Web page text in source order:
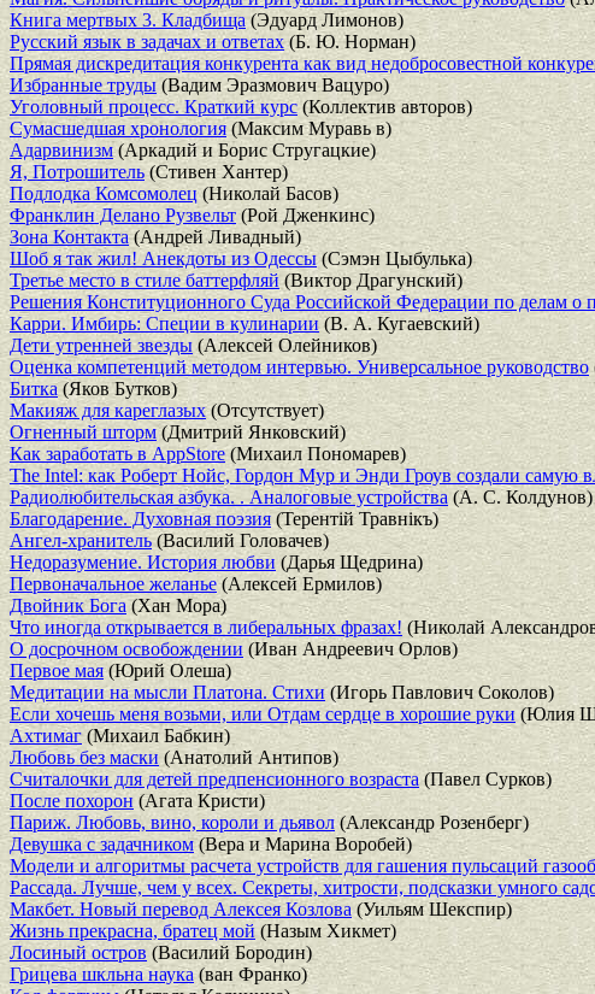
Книга мертвых 3. Кладбища (Эдуард Лимонов)
Русский язык в задачах и ответах(Б. Ю. Норман)
Прямая дискредитация конкурента как вид недобросовестной
Избранные труды (Вадим Эразмович Вацуро)
Уголовный процесс. Краткий курс(Коллектив авторов)
Сумасшедшая хронология (Максим Муравь в)
Адарвинизм(Аркадий и Борис Стругацкие)
Я, Потрошитель (Стивен Хантер)
Подлодка Комсомолец(Николай Басов)
Франклин Делано Рузвельт (Рой Дженкинс)
Зона Контакта(Андрей Ливадный)
Шоб я так жил! Анекдоты из Одессы (Сэмэн Цыбулька)
Третье место в стиле баттерфляй(Виктор Драгунский)
Решения Конституционного Суда Российской Федерации по делам о
Карри. Имбирь: Специи в кулинарии(В. А. Кугаевский)
Дети утренней звезды(Алексей Олейников)
Оценка компетенций методом интервью. Универсальное руководство
Битка(Яков Бутков)
Макияж для кареглазых(Отсутствует)
Огненный шторм(Дмитрий Янковский)
Как заработать в AppStore(Михаил Пономарев)
The Intel: как Роберт Нойс, Гордон Мур и Энди Гроув создали самую
Радиолюбительская азбука. . Аналоговые устройства (А. С. Колдунов)
Благодарение. Духовная поэзия (Терентiй Травнiкъ)
Ангел-хранитель(Василий Головачев)
Недоразумение. История любви (Дарья Щедрина)
Первоначальное желанье(Алексей Ермилов)
Двойник Бога(Хан Мора)
Что иногда открывается в либеральных фразах! (Николай
О досрочном освобождении (Иван Андреевич Орлов)
Первое мая(Юрий Олеша)
Медитации на мысли Платона. Стихи(Игорь Павлович Соколов)
Если хочешь меня возьми, или Отдам сердце в хорошие руки (Юлия
Ахтимаг (Михаил Бабкин)
Любовь без маски (Анатолий Антипов)
Считалочки для детей предпенсионного возраста(Павел Сурков)
После похорон (Агата Кристи)
Париж. Любовь, вино, короли и дьявол(Александр Розенберг)
Девушка с задачником(Вера и Марина Воробей)
Модели и алгоритмы расчета устройств для гашения пульсаций
Рассада. Лучше, чем у всех. Секреты, хитрости, подсказки умного
Макбет. Новый перевод Алексея Козлова (Уильям Шекспир)
Жизнь прекрасна, братец мой (Назым Хикмет)
Лосиный остров (Василий Бородин)
Грицева шкльна наука (ван Франко)